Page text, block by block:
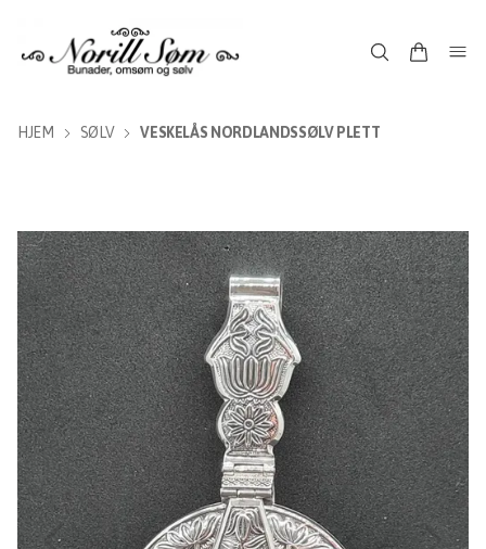
HJEM SØLV VESKELÅS NORDLANDSSØLV PLETT